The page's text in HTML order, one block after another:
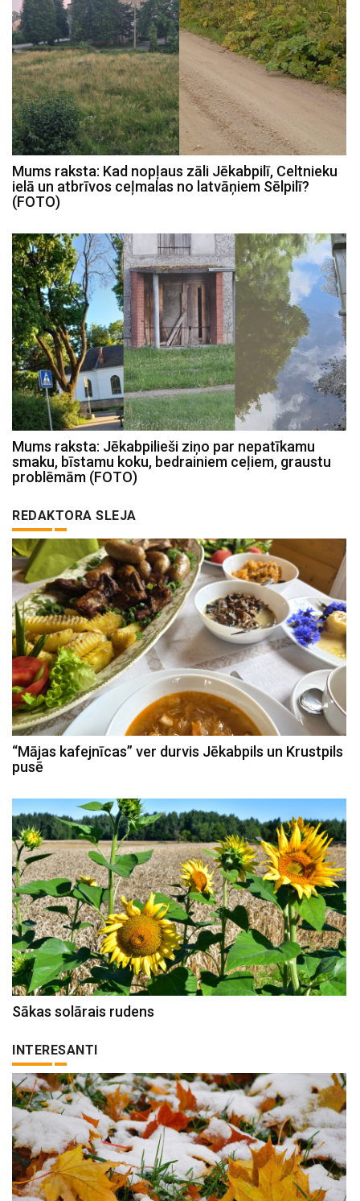
Mums raksta: Kad nopļaus zāli Jēkabpilī, Celtnieku
ielā un atbrīvos ceļmalas no latvāņiem Sēlpilī?
(FOTO)
Mums raksta: Jēkabpilieši ziņo par nepatīkamu
smaku, bīstamu koku, bedrainiem ceļiem, graustu
problēmām (FOTO)
REDAKTORA SLEJA
“Mājas kafejnīcas” ver durvis Jēkabpils un Krustpils
pusē
Sākas solārais rudens
INTERESANTI